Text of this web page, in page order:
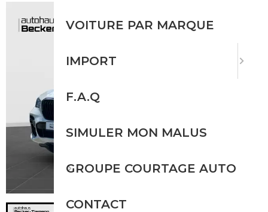
VOITURE PAR MARQUE
IMPORT
F.A.Q
SIMULER MON MALUS
GROUPE COURTAGE AUTO
CONTACT